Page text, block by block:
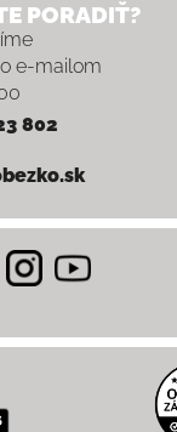
PORADIŤ?
e-mailom
802